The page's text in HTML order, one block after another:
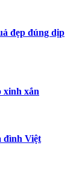
đẹp đúng dịp
xinh xắn
đình Việt